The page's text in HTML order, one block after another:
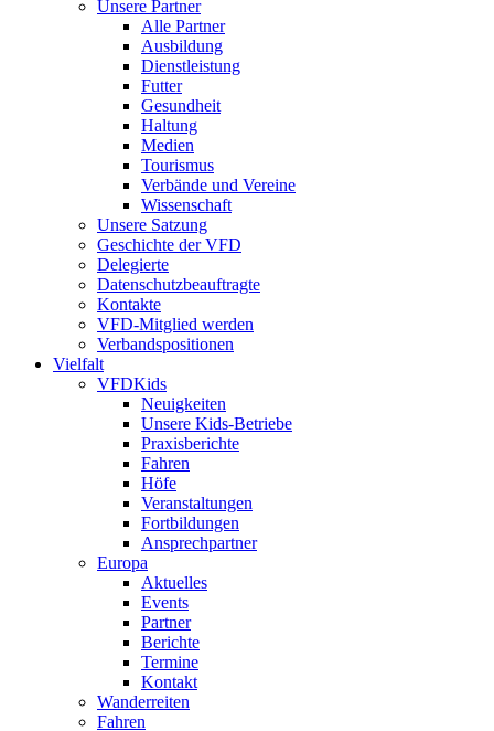
Unsere Partner
Alle Partner
Ausbildung
Dienstleistung
Futter
Gesundheit
Haltung
Medien
Tourismus
Verbände und Vereine
Wissenschaft
Unsere Satzung
Geschichte der VFD
Delegierte
Datenschutzbeauftragte
Kontakte
VFD-Mitglied werden
Verbandspositionen
Vielfalt
VFDKids
Neuigkeiten
Unsere Kids-Betriebe
Praxisberichte
Fahren
Höfe
Veranstaltungen
Fortbildungen
Ansprechpartner
Europa
Aktuelles
Events
Partner
Berichte
Termine
Kontakt
Wanderreiten
Fahren